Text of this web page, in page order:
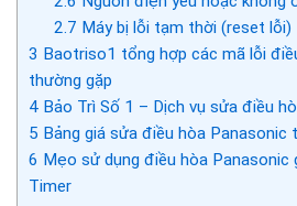
2.7 Máy bị lỗi tạm thời (reset lỗi)
3 Baotriso1 tổng hợp các mã lỗi
thường gặp
4 Bảo Trì Số 1 – Dịch vụ sửa điều
5 Bảng giá sửa điều hòa Panasonic
6 Mẹo sử dụng điều hòa Panasonic
Timer